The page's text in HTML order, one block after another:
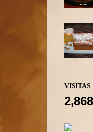
VISITAS